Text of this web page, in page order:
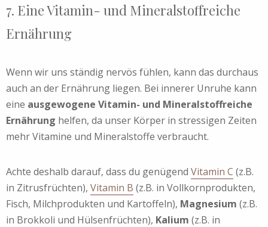
7. Eine Vitamin- und Mineralstoffreiche
Ernährung
Wenn wir uns ständig nervös fühlen, kann das durchaus
auch an der Ernährung liegen. Bei innerer Unruhe kann
eine ausgewogene Vitamin- und Mineralstoffreiche
Ernährung helfen, da unser Körper in stressigen Zeiten
mehr Vitamine und Mineralstoffe verbraucht.
Achte deshalb darauf, dass du genügend Vitamin C (z.B.
in Zitrusfrüchten), Vitamin B (z.B. in Vollkornprodukten,
Fisch, Milchprodukten und Kartoffeln), Magnesium (z.B.
in Brokkoli und Hülsenfrüchten), Kalium (z.B. in